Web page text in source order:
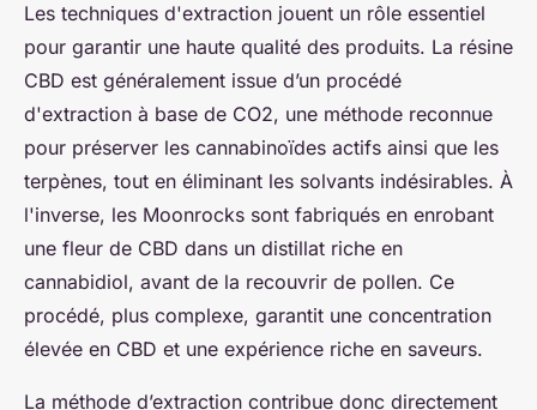
Les techniques d'extraction jouent un rôle essentiel
pour garantir une haute qualité des produits. La résine
CBD est généralement issue d’un procédé
d'extraction à base de CO2, une méthode reconnue
pour préserver les cannabinoïdes actifs ainsi que les
terpènes, tout en éliminant les solvants indésirables. À
l'inverse, les Moonrocks sont fabriqués en enrobant
une fleur de CBD dans un distillat riche en
cannabidiol, avant de la recouvrir de pollen. Ce
procédé, plus complexe, garantit une concentration
élevée en CBD et une expérience riche en saveurs.
La méthode d’extraction contribue donc directement